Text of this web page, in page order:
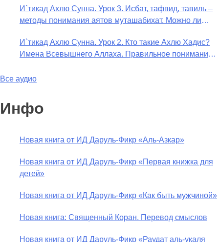
не пришло в Коране и Сунне? Концепция ибн
Таймийи
И`тикад Ахлю Сунна. Урок 3. Исбат, тафвид, тавиль –
методы понимания аятов муташабихат. Можно ли
Что означает утверждение сифата «биля кейфа» (без
образа)?
И`тикад Ахлю Сунна. Урок 2. Кто такие Ахлю Хадис?
Имена Всевышнего Аллаха. Правильное понимание
Все аудио
Инфо
Новая книга от ИД Даруль-Фикр «Аль-Азкар»
Новая книга от ИД Даруль-Фикр «Первая книжка для
детей»
Новая книга от ИД Даруль-Фикр «Как быть мужчиной»
Новая книга: Священный Коран. Перевод смыслов
Новая книга от ИД Даруль-Фикр «Раудат аль-укаля